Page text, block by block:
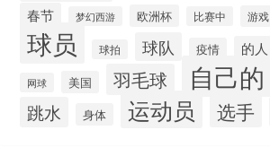
春节 梦幻西游 欧洲杯 比赛中 游戏
球员 球拍 球队 疫情 的人
网球 美国 羽毛球 自己的
跳水 身体 运动员 选手